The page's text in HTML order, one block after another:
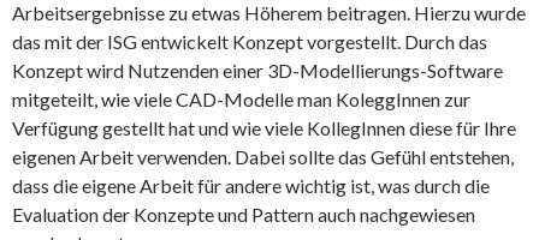
Arbeitsergebnisse zu etwas Höherem beitragen. Hierzu wurde
das mit der ISG entwickelt Konzept vorgestellt. Durch das
Konzept wird Nutzenden einer 3D-Modellierungs-Software
mitgeteilt, wie viele CAD-Modelle man KoleggInnen zur
Verfügung gestellt hat und wie viele KollegInnen diese für Ihre
eigenen Arbeit verwenden. Dabei sollte das Gefühl entstehen,
dass die eigene Arbeit für andere wichtig ist, was durch die
Evaluation der Konzepte und Pattern auch nachgewiesen